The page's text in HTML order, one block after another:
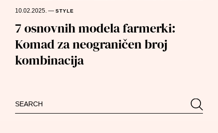
10.02.2025.—STYLE
7 osnovnih modela farmerki:
Komad za neograničen broj
kombinacija
Search
for: